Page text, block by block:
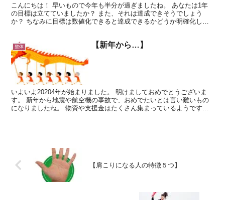
こんにちは！ 早いもので今年も半分が過ぎましたね。 あなたは1年
の目標は立てていましたか？ また、それは達成できそうでしょう
か？ ちなみに目標は数値化できると達成できるかどうか明確化しや
整体 【新年から…】
いよいよ20204年が始まりました。 明けましておめでとうございま
す。 新年から地震や航空機の事故で、おめでたいとは言い難いもの
になりましたね。 物資や支援金はたくさん集まっているようです
【肩こりになる人の特徴５つ】